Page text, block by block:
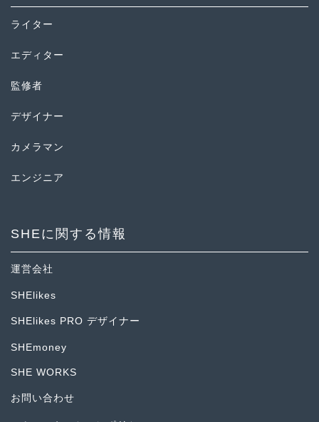
ライター
エディター
監修者
デザイナー
カメラマン
エンジニア
SHEに関する情報
運営会社
SHElikes
SHElikes PRO デザイナー
SHEmoney
SHE WORKS
お問い合わせ